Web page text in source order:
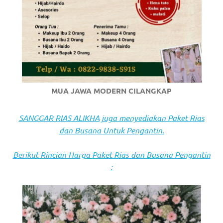
https://www.stockswatches.com
anchor
https://
check
here
https://www.domainwatches.com
visit
MUA JAWA MODERN CILANGKAP
SANGGAR RIAS ALIKHA juga menyediakan Paket Rias
dan Busana Untuk Pengantin.
Berikut Rincian Harga Paket Rias dan Busana Pengantin
: